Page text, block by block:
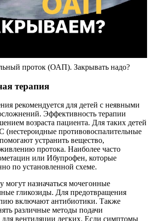
проток (ОАП). Закрывать надо?
терапия
рекомендуется для детей с неявными
Эффективность терапии
возраста пациента. Для таких детей
противовоспалительные
устранить вещество,
протока. Наиболее часто
или Ибупрофен, которые
по установленной схеме.
могут назначаться мочегонные
гликозиды. Для предотвращения
включают антибиотики. Также
различные методы подачи
для вентиляции легких. Если симптомы